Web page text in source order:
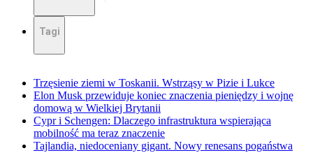
Tagi
Trzęsienie ziemi w Toskanii. Wstrząsy w Pizie i Lukce
Elon Musk przewiduje koniec znaczenia pieniędzy i wojnę
domową w Wielkiej Brytanii
Cypr i Schengen: Dlaczego infrastruktura wspierająca
mobilność ma teraz znaczenie
Tajlandia, niedoceniany gigant. Nowy renesans pogaństwa